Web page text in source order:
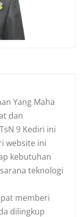
Yang Maha
dan
9 Kediri ini
website ini
kebutuhan
teknologi
memberi
dilingkup